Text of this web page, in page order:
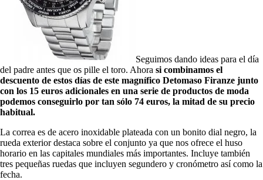
Seguimos dando ideas para el día
del padre antes que os pille el toro. Ahora si combinamos el
descuento de estos días de este magnífico Detomaso Firanze junto
con los 15 euros adicionales en una serie de productos de moda
podemos conseguirlo por tan sólo 74 euros, la mitad de su precio
habitual.
La correa es de acero inoxidable plateada con un bonito dial negro, la
rueda exterior destaca sobre el conjunto ya que nos ofrece el huso
horario en las capitales mundiales más importantes. Incluye también
tres pequeñas ruedas que incluyen segundero y cronómetro así como la
fecha.